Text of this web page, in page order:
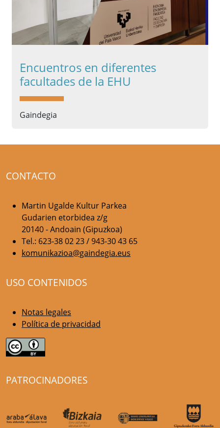
Encuentros en diferentes
facultades de la EHU
Gaindegia
CONTACTO
Martin Ugalde Kultur Parkea
Gudarien etorbidea z/g
20140 - Andoain (Gipuzkoa)
Tel.: 623-38 02 23 / 943-30 43 65
komunikazioa@gaindegia.eus
USO CONTENIDOS
Notas legales
Política de privacidad
PATROCINADORES